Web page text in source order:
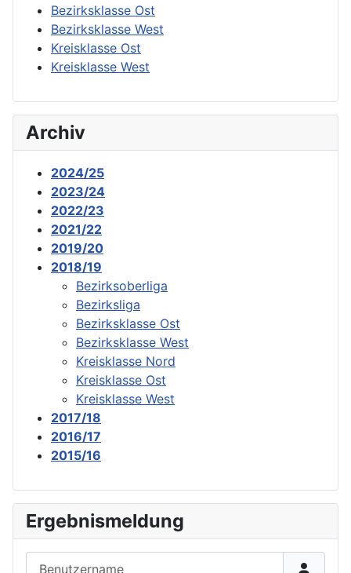
Bezirksklasse Ost
Bezirksklasse West
Kreisklasse Ost
Kreisklasse West
Archiv
2024/25
2023/24
2022/23
2021/22
2019/20
2018/19
Bezirksoberliga
Bezirksliga
Bezirksklasse Ost
Bezirksklasse West
Kreisklasse Nord
Kreisklasse Ost
Kreisklasse West
2017/18
2016/17
2015/16
Ergebnismeldung